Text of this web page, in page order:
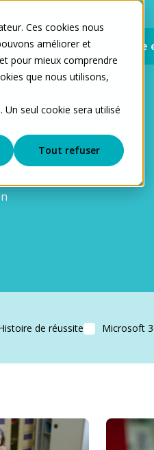
Ces cookies nous
améliorer et
pour mieux comprendre
que nous utilisons,
seul cookie sera utilisé
Tout refuser
for Notre cible
de nous Show Notre
de réussite Microsoft